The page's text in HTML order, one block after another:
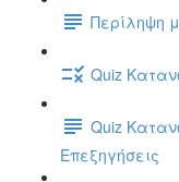
Περίληψη
Quiz
Quiz
Επεξηγήσεις